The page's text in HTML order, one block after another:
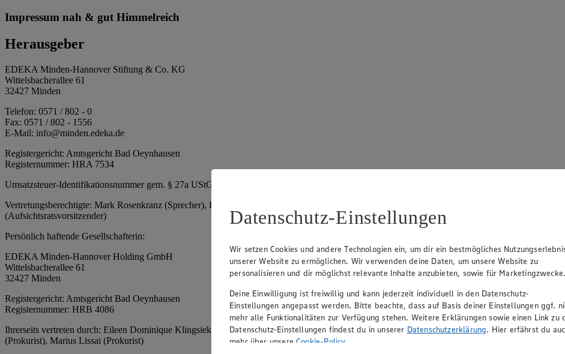
Impressum nah & gut Himmelreich
Herausgeber
EDEKA Minden-Hannover Stiftung & Co. KG
Wittelsbacherallee 61
32427 Minden
Telefon: 0571 / 802 - 0
Fax: 0571 / 802 - 1556
E-Mail: info@minden.edeka.de
Registergericht: Amtsgericht Bad Oeynhausen
Registernummer: HRA 7534
Umsatzsteuer-Identifikationsnummer gem. § 27a UStG: DE 266067317
Vertretungsberechtigte: Mark Rosenkranz (Sprecher), Eileen Dominique Klingsiek (Vorstandsmitglied), Ulf-U. Plath (Vorstandsmitglied), Stephan
(Aufsichtsratsvorsitzender)
Persönlich haftende Gesellschafterin:
EDEKA Minden-Hannover Holding GmbH
Wittelsbacherallee 61
32427 Minden
Registergericht: Amtsgericht Bad Oeynhausen
Registernummer: HRB 4086
Ihrerseits vertreten durch: Eileen Dominique Klingsiek (Geschäftsführerin), Mark Rosenkranz (Geschäftsführer), Ulf-U. Plath (Geschäftsführer),
(Prokurist), Marius Lissai (Prokurist)
Datenschutz-Einstellungen
Wir setzen Cookies und andere Technologien ein, um dir ein bestmögliches
unserer Website zu ermöglichen. Wir verwenden deine Daten, um unsere Website zu
personalisieren und dir möglichst relevante Inhalte anzubieten, sowie für Marketingzwecke.
Deine Einwilligung ist freiwillig und kann jederzeit individuell in den Datenschutz-
Einstellungen angepasst werden. Bitte beachte, dass auf Basis deiner Einstellungen ggf.
mehr alle Funktionalitäten zur Verfügung stehen. Weitere Erklärungen sowie einen Link zu
Datenschutz-Einstellungen findest du in unserer Datenschutzerklärung. Hier erfährst du
mehr über unsereCookie-Policy.